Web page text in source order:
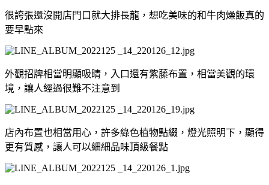
很誇張還沒開店門口就大排長龍，想吃美味的和牛肉燥飯真的
要早點來
外觀招牌相當明顯吸睛，入口還有紫藤布置，相當美觀的環
境，讓人經過很難不注意到
店內布置也相當用心，許多綠色植物點綴，燈光照明下，顯得
更有質感，讓人可以細細品味頂級餐點